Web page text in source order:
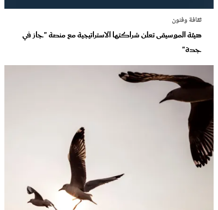
ثقافة وفنون
هيئة الموسيقى تعلن شراكتها الاستراتيجية مع منصة "جاز في
جدة"